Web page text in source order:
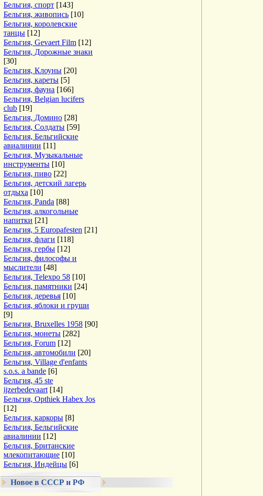
Бельгия, спорт [143]
Бельгия, живопись [10]
Бельгия, королевские
танцы [12]
Бельгия, Gevaert Film [12]
Бельгия, Дорожные знаки
[30]
Бельгия, Клоуны [20]
Бельгия, кареты [5]
Бельгия, фауна [166]
Бельгия, Belgian lucifers
club [19]
Бельгия, Домино [28]
Бельгия, Солдаты [59]
Бельгия, Бельгийские
авиалинии [11]
Бельгия, Музыкальные
инструменты [10]
Бельгия, пиво [22]
Бельгия, детский лагерь
отдыха [10]
Бельгия, Panda [88]
Бельгия, алкогольные
напитки [21]
Бельгия, 5 Europafesten [21]
Бельгия, флаги [118]
Бельгия, гербы [12]
Бельгия, философы и
мыслители [48]
Бельгия, Telexpo 58 [10]
Бельгия, памятники [24]
Бельгия, деревья [10]
Бельгия, яблоки и груши
[9]
Бельгия, Bruxelles 1958 [90]
Бельгия, монеты [282]
Бельгия, Forum [12]
Бельгия, автомобили [20]
Бельгия, Village d'enfants
s.o.s. a bande [6]
Бельгия, 45 ste
ijzerbedevaart [14]
Бельгия, Opthiek Habex Jos
[12]
Бельгия, каркоры [8]
Бельгия, Бельгийские
авиалинии [12]
Бельгия, Британские
млекопитающие [10]
Бельгия, Индейцы [6]
Новое в СССР и РФ